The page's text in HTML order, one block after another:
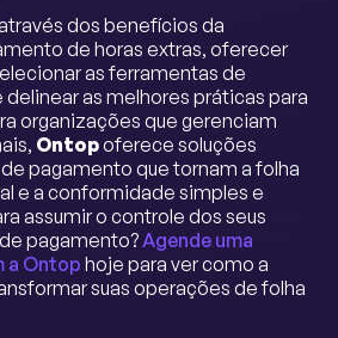
dos benefícios da
de horas extras, oferecer
as ferramentas de
as melhores práticas para
organizações que gerenciam
Ontopoferece soluções
pagamento que tornam a folha
e a conformidade simples e
assumir o controle dos seus
pagamento?Agende uma
a Ontop hoje para ver como a
suas operações de folha